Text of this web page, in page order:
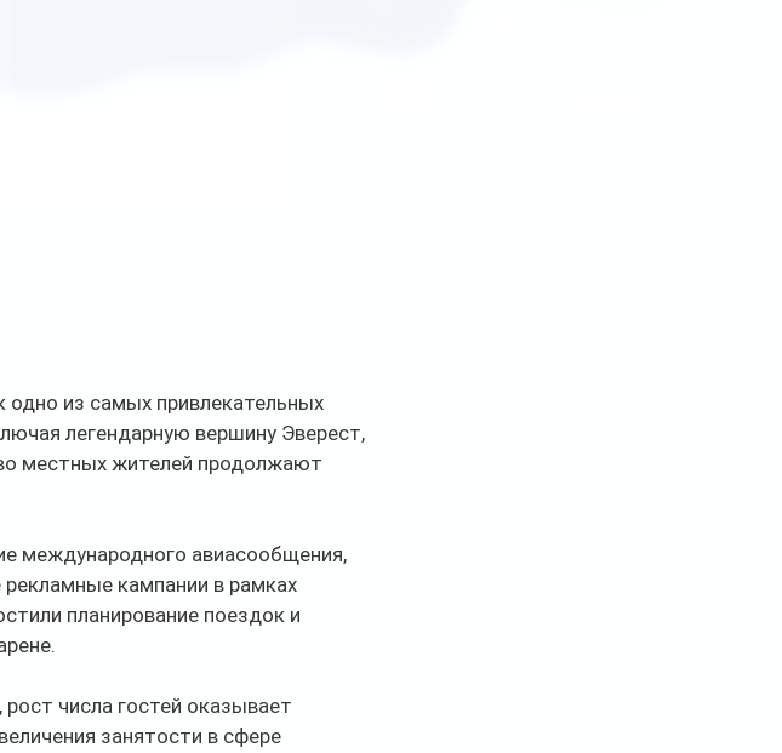
из самых привлекательных
легендарную вершину Эверест,
местных жителей продолжают
международного авиасообщения,
кампании в рамках
планирование поездок и
числа гостей оказывает
занятости в сфере